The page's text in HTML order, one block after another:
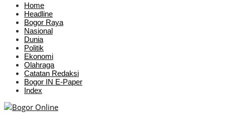
Home
Headline
Bogor Raya
Nasional
Dunia
Politik
Ekonomi
Olahraga
Catatan Redaksi
Bogor IN E-Paper
Index